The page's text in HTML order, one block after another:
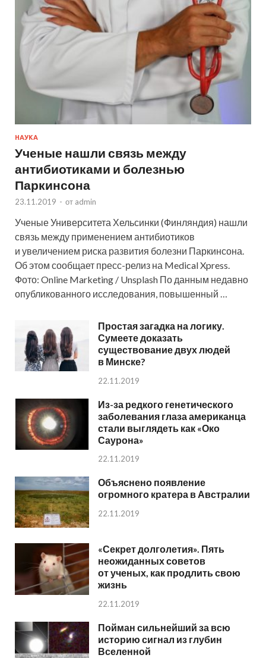
НАУКА
Ученые нашли связь между
антибиотиками и болезнью
Паркинсона
23.11.2019 - от admin
Ученые Университета Хельсинки (Финляндия) нашли
связь между применением антибиотиков
и увеличением риска развития болезни Паркинсона.
Об этом сообщает пресс-релиз на Medical Xpress.
Фото: Online Marketing / Unsplash По данным недавно
опубликованного исследования, повышенный …
Простая загадка на логику.
Сумеете доказать
существование двух людей
в Минске?
22.11.2019
Из-за редкого генетического
заболевания глаза американца
стали выглядеть как «Око
Саурона»
22.11.2019
Объяснено появление
огромного кратера в Австралии
22.11.2019
«Секрет долголетия». Пять
неожиданных советов
от ученых, как продлить свою
жизнь
22.11.2019
Пойман сильнейший за всю
историю сигнал из глубин
Вселенной